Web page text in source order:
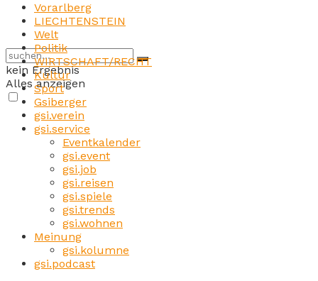
kein Ergebnis
Alles anzeigen
Vorarlberg
LIECHTENSTEIN
Welt
Politik
WIRTSCHAFT/RECHT
Kultur
Sport
Gsiberger
gsi.verein
gsi.service
Eventkalender
gsi.event
gsi.job
gsi.reisen
gsi.spiele
gsi.trends
gsi.wohnen
Meinung
gsi.kolumne
gsi.podcast